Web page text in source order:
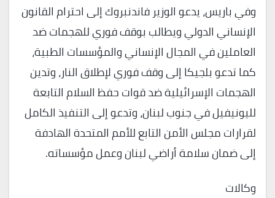
وفي باريس، يدعو الوزير فاندنبروك إلى احترام القانون
الإنساني الدولي ويطالب بوقف فوري للهجمات ضد
العاملين في المجال الإنساني والمؤسسات الطبية،
كما تدعو بلجيكا إلى وقف فوري لإطلاق النار، وتدين
الهجمات الإسرائيلية ضد قوات حفظ السلام التابعة
لليونيفيل في جنوب لبنان، وتدعو إلى التنفيذ الكامل
لقرارات مجلس الأمن التابع للأمم المتحدة الهادفة
إلى ضمان سلامة أراضي لبنان وعمل مؤسساته.
وكالات